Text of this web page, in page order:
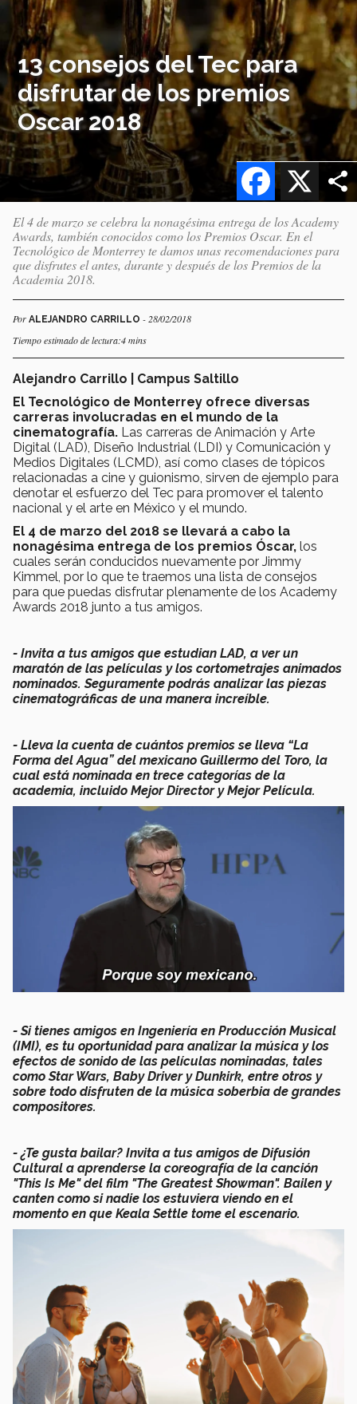
13 consejos del Tec para
disfrutar de los premios
Oscar 2018
X
Facebook
El 4 de marzo se celebra la nonagésima entrega de los Academy
Awards, también conocidos como los Premios Oscar. En el
Tecnológico de Monterrey te damos unas recomendaciones para
que disfrutes el antes, durante y después de los Premios de la
Academia 2018.
Por ALEJANDRO CARRILLO - 28/02/2018
Tiempo estimado de lectura:4 mins
Alejandro Carrillo | Campus Saltillo
El Tecnológico de Monterrey ofrece diversas
carreras involucradas en el mundo de la
cinematografía. Las carreras de Animación y Arte
Digital (LAD), Diseño Industrial (LDI) y Comunicación y
Medios Digitales (LCMD), así como clases de tópicos
relacionadas a cine y guionismo, sirven de ejemplo para
denotar el esfuerzo del Tec para promover el talento
nacional y el arte en México y el mundo.
El 4 de marzo del 2018 se llevará a cabo la
nonagésima entrega de los premios Óscar, los
cuales serán conducidos nuevamente por Jimmy
Kimmel, por lo que te traemos una lista de consejos
para que puedas disfrutar plenamente de los Academy
Awards 2018 junto a tus amigos.
- Invita a tus amigos que estudian LAD, a ver un
maratón de las películas y los cortometrajes animados
nominados. Seguramente podrás analizar las piezas
cinematográficas de una manera increíble.
- Lleva la cuenta de cuántos premios se lleva “La
Forma del Agua” del mexicano Guillermo del Toro, la
cual está nominada en trece categorías de la
academia, incluido Mejor Director y Mejor Película.
- Si tienes amigos en Ingeniería en Producción Musical
(IMI), es tu oportunidad para analizar la música y los
efectos de sonido de las películas nominadas, tales
como Star Wars, Baby Driver y Dunkirk, entre otros y
sobre todo disfruten de la música soberbia de grandes
compositores.
- ¿Te gusta bailar? Invita a tus amigos de Difusión
Cultural a aprenderse la coreografía de la canción
"This Is Me" del film "The Greatest Showman". Bailen y
canten como si nadie los estuviera viendo en el
momento en que Keala Settle tome el escenario.